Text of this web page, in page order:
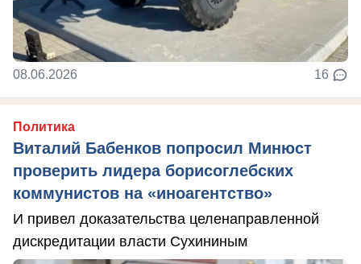
08.06.2026 16
Политика
Виталий Бабенков попросил Минюст
проверить лидера борисоглебских
коммунистов на «иноагентство»
И привел доказательства целенаправленной
дискредитации власти Сухининым